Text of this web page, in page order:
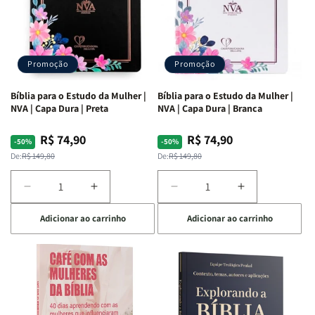
Promoção
Bíblia para o Estudo da Mulher |
NVA | Capa Dura | Preta
-50%
Preço
normal
De:R$ 149,80
Preço
promocional
R$ 74,90
Diminuir
a
quantidade
de
Bíblia
para
Estudo
da
Aumentar
a
quantidade
de
Bíblia
para
o
Estudo
da
Adicionar ao carrinho
Promoção
Bíblia para o Estudo da Mulher |
NVA | Capa Dura | Branca
-50%
Preço
normal
De:R$ 149,80
Preço
promocional
R$ 74,90
Diminuir
a
quantidade
de
Bíblia
o
Estudo
da
Aumentar
a
quantidade
de
Bíblia
para
o
Estudo
Adicionar ao carrinho